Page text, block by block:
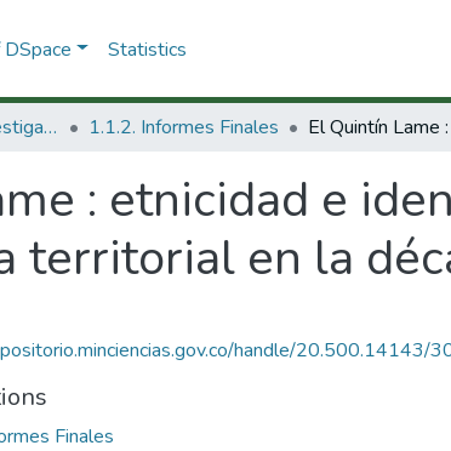
Statistics
1.1 Productos de investigación 1.1.2. Informes Finales
: etnicidad e
territorial en la
handle/20.500.14143/
Finales